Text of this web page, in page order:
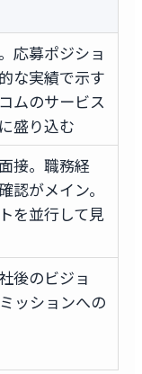
応募ポジショ
な実績で示す
ムのサービス
盛り込む
接。職務経
認がメイン。
を並行して見
後のビジョ
ッションへの